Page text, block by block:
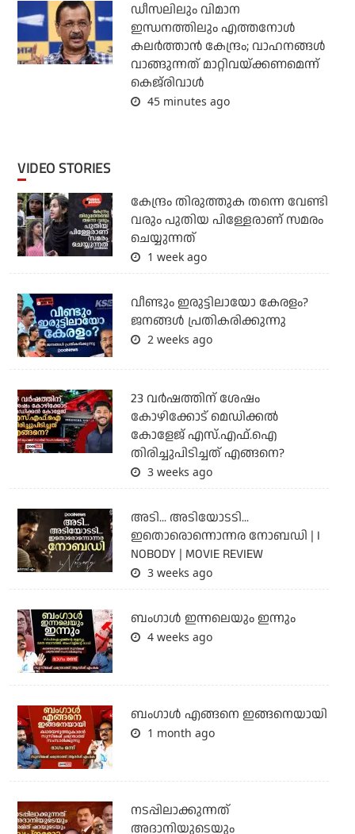
ഡീസലിലും വിമാന
ഇന്ധനത്തിലും എത്തനോള്‍
കലര്‍ത്താന്‍ കേന്ദ്രം; വാഹനങ്ങള്‍
വാങ്ങുന്നത് മാറ്റിവയ്ക്കണമെന്ന്
കെജ്‌രിവാള്‍
45 minutes ago
VIDEO STORIES
കേന്ദ്രം തിരുത്തുക തന്നെ വേണ്ടി
വരും പുതിയ പിള്ളേരാണ് സമരം
ചെയ്യുന്നത്
1 week ago
വീണ്ടും ഇരുട്ടിലായോ കേരളം?
ജനങ്ങൾ പ്രതികരിക്കുന്നു
2 weeks ago
23 വർഷത്തിന് ശേഷം
കോഴിക്കോട് മെഡിക്കൽ
കോളേജ് എസ്.എഫ്.ഐ
തിരിച്ചുപിടിച്ചത് എങ്ങനെ?
3 weeks ago
അടി... അടിയോടടി...
ഇതൊരൊന്നൊന്നര നോബഡി | I
NOBODY | MOVIE REVIEW
3 weeks ago
ബംഗാള്‍ ഇന്നലെയും ഇന്നും
4 weeks ago
ബം​ഗാൾ എങ്ങനെ ഇങ്ങനെയായി
1 month ago
നടപ്പിലാക്കുന്നത്
അദാനിയുടെയും